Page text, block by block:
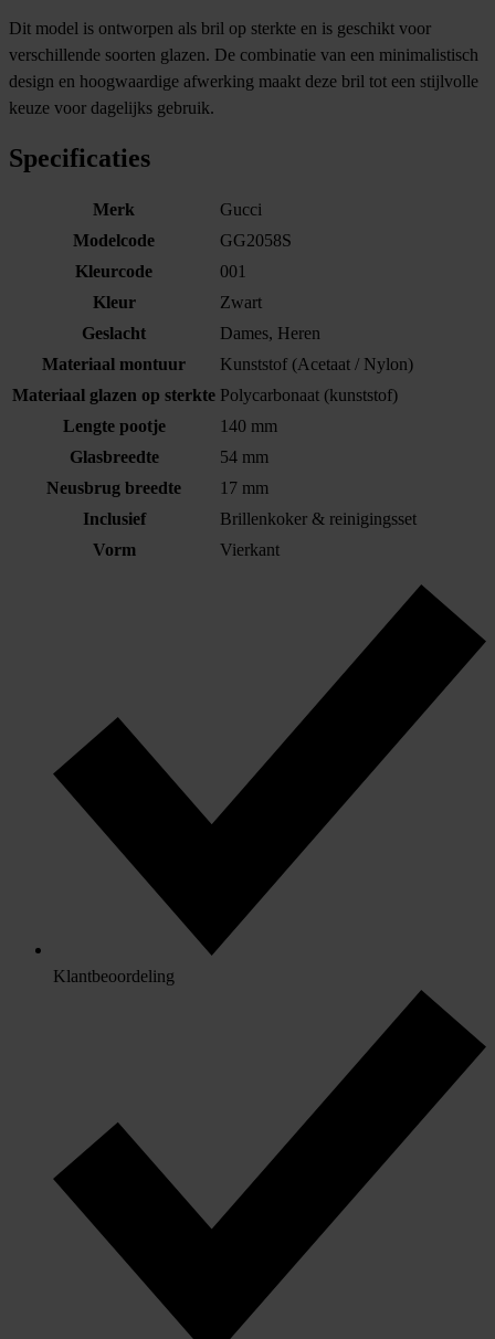
Dit model is ontworpen als bril op sterkte en is geschikt voor
verschillende soorten glazen. De combinatie van een minimalistisch
design en hoogwaardige afwerking maakt deze bril tot een stijlvolle
keuze voor dagelijks gebruik.
Specificaties
Merk
Gucci
Modelcode
GG2058S
Kleurcode
001
Kleur
Zwart
Geslacht
Dames, Heren
Materiaal montuur
Kunststof (Acetaat / Nylon)
Materiaal glazen op sterkte Polycarbonaat (kunststof)
Lengte pootje
140 mm
Glasbreedte
54 mm
Neusbrug breedte
17 mm
Inclusief
Brillenkoker & reinigingsset
Vorm
Vierkant
Klantbeoordeling